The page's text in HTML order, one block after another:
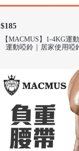
【MACMUS】1-4KG運
運動啞鈴｜居家使用啞
$185